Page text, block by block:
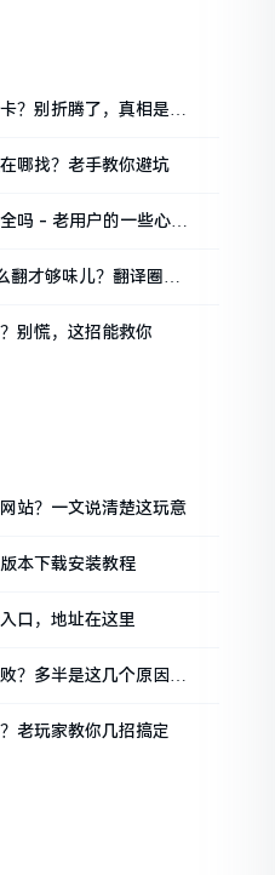
？别折腾了，真相是这
哪找？老手教你避坑
吗 - 老用户的一些心里
才够味儿？翻译圈老
别慌，这招能救你
站？一文说清楚这玩意
本下载安装教程
口，地址在这里
？多半是这几个原因闹
老玩家教你几招搞定